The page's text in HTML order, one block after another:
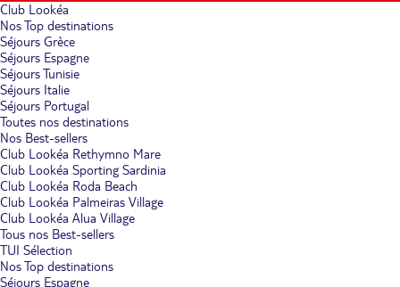
Club Lookéa
Nos Top destinations
Séjours Grèce
Séjours Espagne
Séjours Tunisie
Séjours Italie
Séjours Portugal
Toutes nos destinations
Nos Best-sellers
Club Lookéa Rethymno Mare
Club Lookéa Sporting Sardinia
Club Lookéa Roda Beach
Club Lookéa Palmeiras Village
Club Lookéa Alua Village
Tous nos Best-sellers
TUI Sélection
Nos Top destinations
Séjours Espagne